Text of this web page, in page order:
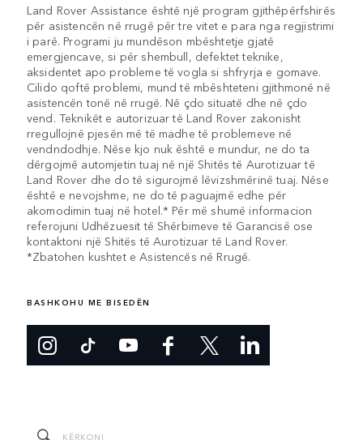
Land Rover Assistance është një program gjithëpërfshirës
për asistencën në rrugë për tre vitet e para nga regjistrimi
i parë. Programi ju mundëson mbështetje gjatë
emergjencave, si për shembull, defektet teknike,
aksidentet apo probleme të vogla si shfryrja e gomave.
Cilido qoftë problemi, mund të mbështeteni gjithmonë në
asistencën tonë në rrugë. Në çdo situatë dhe në çdo
vend. Teknikët e autorizuar të Land Rover zakonisht
rregullojnë pjesën më të madhe të problemeve në
vendndodhje. Nëse kjo nuk është e mundur, ne do ta
dërgojmë automjetin tuaj në një Shitës të Aurotizuar të
Land Rover dhe do të sigurojmë lëvizshmërinë tuaj. Nëse
është e nevojshme, ne do të paguajmë edhe për
akomodimin tuaj në hotel.* Për më shumë informacion
referojuni Udhëzuesit të Shërbimeve të Garancisë ose
kontaktoni një Shitës të Aurotizuar të Land Rover.
*Zbatohen kushtet e Asistencës në Rrugë.
BASHKOHU ME BISEDËN